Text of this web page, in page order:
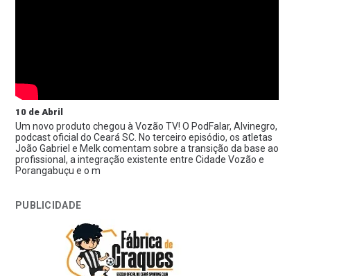
10 de Abril
Um novo produto chegou à Vozão TV! O PodFalar, Alvinegro,
podcast oficial do Ceará SC. No terceiro episódio, os atletas
João Gabriel e Melk comentam sobre a transição da base ao
profissional, a integração existente entre Cidade Vozão e
Porangabuçu e o m
PUBLICIDADE